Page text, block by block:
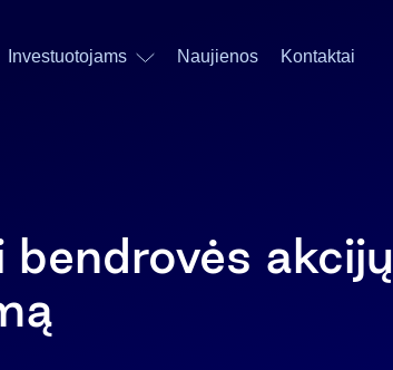
Investuotojams Naujienos Kontaktai
akcijų